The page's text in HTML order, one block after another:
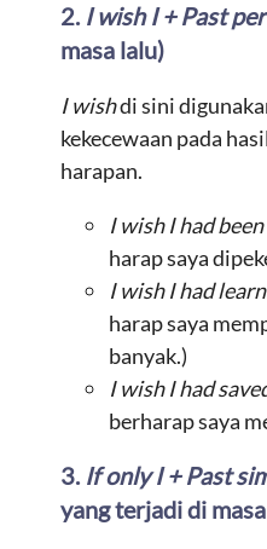
2. I wish I + Past
masa lalu)
I wishdi sini
kekecewaan pada
harapan.
I wish I had
harap saya
I wish I had
harap saya
banyak.)
I wish I had
berharap saya
3. If only I + Past
yang terjadi di